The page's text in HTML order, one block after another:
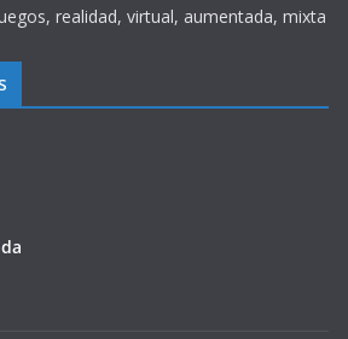
realidad, virtual, aumentada, mixta